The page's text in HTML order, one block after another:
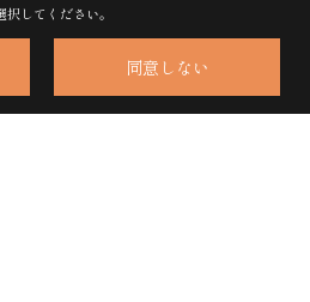
してください。
同意しない